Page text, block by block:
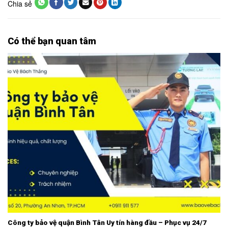
Chia sẻ
Có thể bạn quan tâm
Công ty bảo vệ quận Bình Tân Uy tín hàng đầu – Phục vụ 24/7